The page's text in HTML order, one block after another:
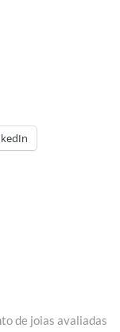
de joias avaliadas